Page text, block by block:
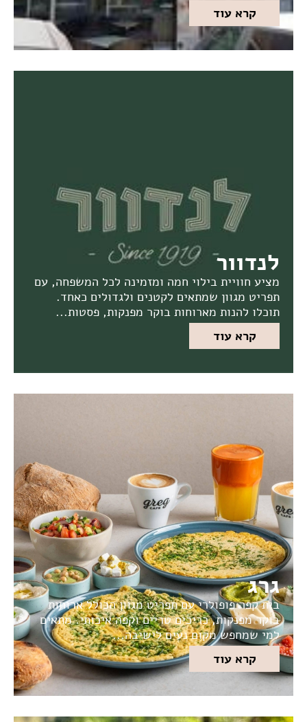
קרא עוד
לנדוור
מציע חוויית בילוי חמה ומזמינה לכל המשפחה, עם
תפריט מגוון שמתאים לקטנים ולגדולים כאחד.
תוכלו להנות מארוחות בוקר מפנקות, פסטות...
קרא עוד
גרג
בית קפה פופולרי עם תפריט מגוון הכולל ארוחות
בוקר מפנקות, כריכים טריים וקפה איכותי. מתאים
למי שמחפש מקום נעים לישיבה...
קרא עוד